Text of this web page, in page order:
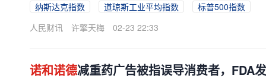
纳斯达克指数 道琼斯工业平均指数
标普500指数
人民财讯
许擎天梅 02-23 22:33
诺和诺德减重药广告被指误导消费者，FDA